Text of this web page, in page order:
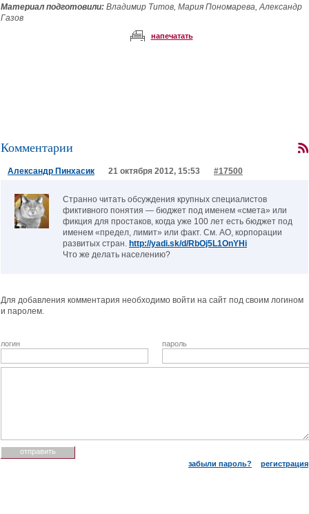
Материал подготовили: Владимир Титов, Мария Пономарева, Александр
Газов
напечатать
Комментарии
Александр Пинхасик 21 октября 2012, 15:53 #17500
Странно читать обсуждения крупных специалистов
фиктивного понятия — бюджет под именем «смета» или
фикция для простаков, когда уже 100 лет есть бюджет под
именем «предел, лимит» или факт. См. АО, корпорации
развитых стран. http://yadi.sk/d/RbOj5L1OnYHi
Что же делать населению?
Для добавления комментария необходимо войти на сайт под своим логином
и паролем.
логин пароль
забыли пароль? регистрация